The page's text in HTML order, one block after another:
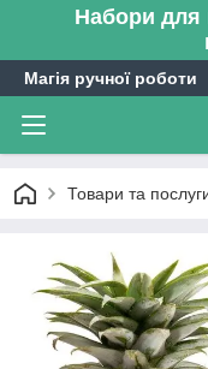
Набори для
Магія ручної роботи
Товари та